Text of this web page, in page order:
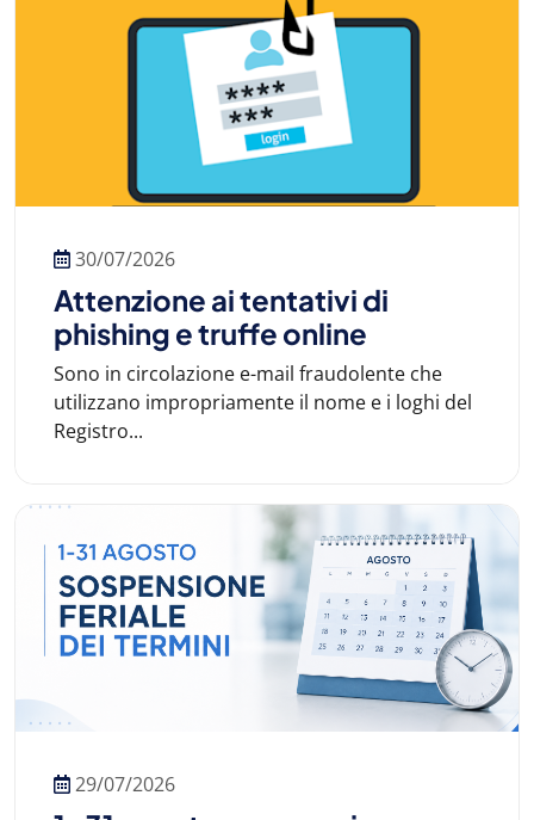
30/07/2026
Attenzione ai tentativi di
phishing e truffe online
Sono in circolazione e-mail fraudolente che
utilizzano impropriamente il nome e i loghi del
Registro...
29/07/2026